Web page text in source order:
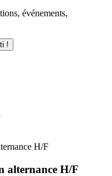
événements,
!
H/F
alternance H/F